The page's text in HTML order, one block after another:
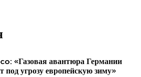
«Газовая авантюра Германии
под угрозу европейскую зиму»